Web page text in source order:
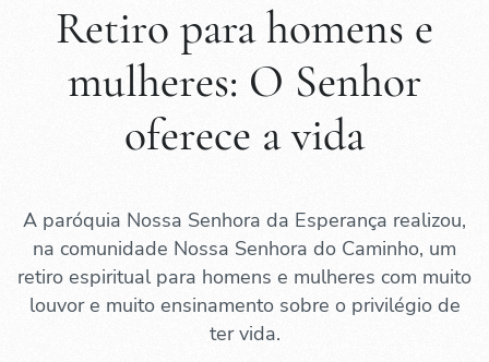
Retiro para homens e
mulheres: O Senhor
oferece a vida
A paróquia Nossa Senhora da Esperança realizou,
na comunidade Nossa Senhora do Caminho, um
retiro espiritual para homens e mulheres com muito
louvor e muito ensinamento sobre o privilégio de
ter vida.